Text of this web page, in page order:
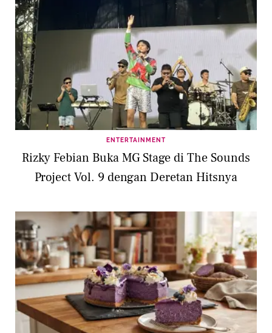
ENTERTAINMENT
Rizky Febian Buka MG Stage di The Sounds
Project Vol. 9 dengan Deretan Hitsnya